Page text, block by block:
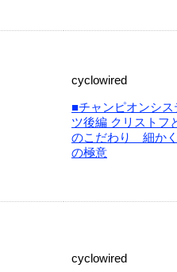
cyclowired
■チャンピオンシ
ツ後編 クリストフ
のこだわり 細か
の極意
cyclowired